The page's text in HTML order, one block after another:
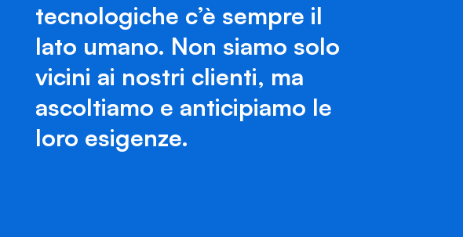
tecnologiche c’è sempre il
lato umano. Non siamo solo
vicini ai nostri clienti, ma
ascoltiamo e anticipiamo le
loro esigenze.